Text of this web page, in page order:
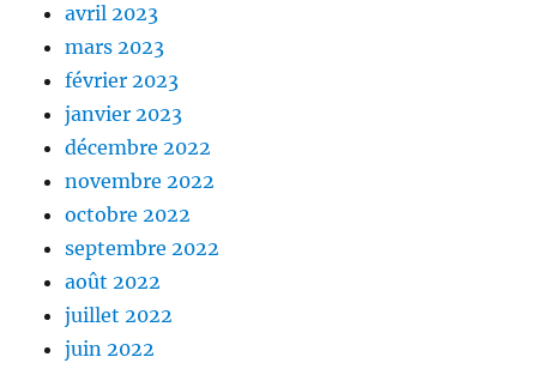
avril 2023
mars 2023
février 2023
janvier 2023
décembre 2022
novembre 2022
octobre 2022
septembre 2022
août 2022
juillet 2022
juin 2022